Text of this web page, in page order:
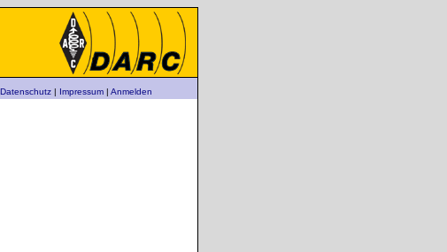
Datenschutz | Impressum | Anmelden